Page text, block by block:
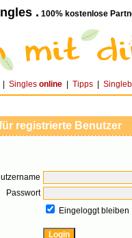
. 100% kostenlose
Singles online Tipps
registrierte Benutzer
Passwort
Eingeloggt bleiben